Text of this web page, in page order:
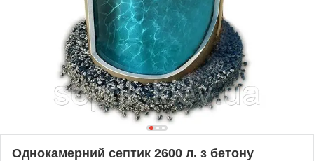
Однокамерний септик 2600 л. з бетону